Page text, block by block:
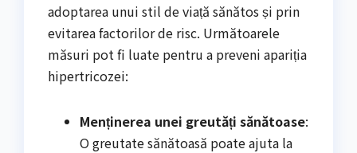
adoptarea unui stil de viață sănătos și prin
evitarea factorilor de risc. Următoarele
măsuri pot fi luate pentru a preveni apariția
hipertricozei:
Menținerea unei greutăți sănătoase:
O greutate sănătoasă poate ajuta la